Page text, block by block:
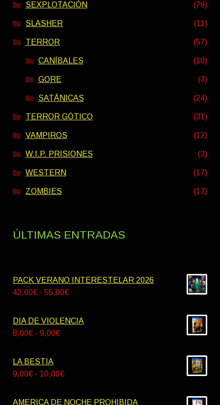
SEXPLOTACIÓN (79)
SLASHER (11)
TERROR (57)
CANÍBALES (10)
GORE (3)
SATÁNICAS (24)
TERROR GÓTICO (31)
VAMPIROS (12)
W.I.P. PRISIONES (3)
WESTERN (17)
ZOMBIES (13)
ÚLTIMAS ENTRADAS
PACK VERANO INTERESTELAR 2026
42,00€ - 55,00€Rango
precios:
DIA DE VIOLENCIA
8,00€ - 9,00€Rango
desde
LA BESTIA
9,00€ - 10,00€Rango
precios:
AMERICA DE NOCHE PROHIBIDA